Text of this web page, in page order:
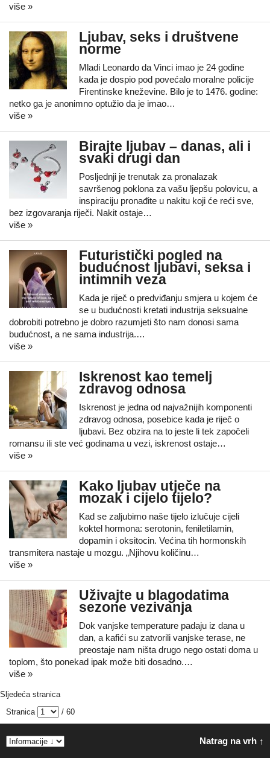
više »
Ljubav, seks i društvene
norme
Mladi Leonardo da Vinci imao je 24 godine
kada je dospio pod povećalo moralne policije
Firentinske kneževine. Bilo je to 1476. godine:
netko ga je anonimno optužio da je imao…
više »
Birajte ljubav – danas, ali i
svaki drugi dan
Posljednji je trenutak za pronalazak
savršenog poklona za vašu ljepšu polovicu, a
inspiraciju pronađite u nakitu koji će reći sve,
bez izgovaranja riječi. Nakit ostaje…
više »
Futuristički pogled na
budućnost ljubavi, seksa i
intimnih veza
Kada je riječ o predviđanju smjera u kojem će
se u budućnosti kretati industrija seksualne
dobrobiti potrebno je dobro razumjeti što nam donosi sama
budućnost, a ne sama industrija.…
više »
Iskrenost kao temelj
zdravog odnosa
Iskrenost je jedna od najvažnijih komponenti
zdravog odnosa, posebice kada je riječ o
ljubavi. Bez obzira na to jeste li tek započeli
romansu ili ste već godinama u vezi, iskrenost ostaje…
više »
Kako ljubav utječe na
mozak i cijelo tijelo?
Kad se zaljubimo naše tijelo izlučuje cijeli
koktel hormona: serotonin, feniletilamin,
dopamin i oksitocin. Većina tih hormonskih
transmitera nastaje u mozgu. „Njihovu količinu…
više »
Uživajte u blagodatima
sezone vezivanja
Dok vanjske temperature padaju iz dana u
dan, a kafići su zatvorili vanjske terase, ne
preostaje nam ništa drugo nego ostati doma u
toplom, što ponekad ipak može biti dosadno.…
više »
Sljedeća stranica
Stranica
/ 60
Natrag na vrh ↑